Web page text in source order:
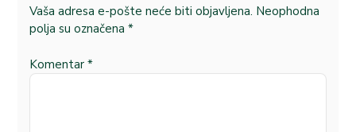
Vaša adresa e-pošte neće biti objavljena. Neophodna
polja su označena *
Komentar *